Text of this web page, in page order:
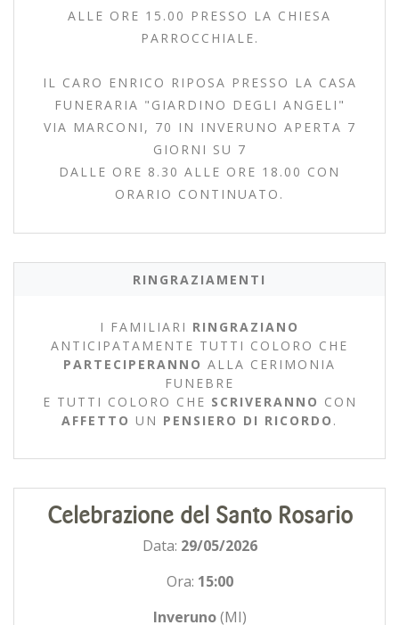
ALLE ORE 15.00 PRESSO LA CHIESA
PARROCCHIALE.
IL CARO ENRICO RIPOSA PRESSO LA CASA
FUNERARIA "GIARDINO DEGLI ANGELI"
VIA MARCONI, 70 IN INVERUNO APERTA 7
GIORNI SU 7
DALLE ORE 8.30 ALLE ORE 18.00 CON
ORARIO CONTINUATO.
RINGRAZIAMENTI
I FAMILIARI RINGRAZIANO
ANTICIPATAMENTE TUTTI COLORO CHE
PARTECIPERANNO ALLA CERIMONIA
FUNEBRE
E TUTTI COLORO CHE SCRIVERANNO CON
AFFETTO UN PENSIERO DI RICORDO .
Celebrazione del Santo Rosario
Data: 29/05/2026
Ora: 15:00
Inveruno(MI)